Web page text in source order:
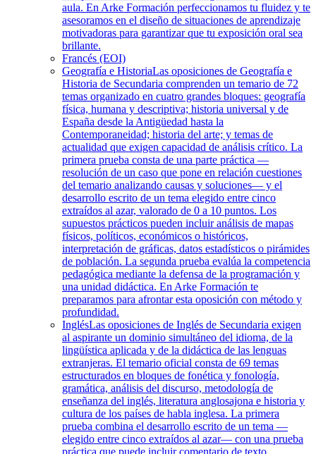
aula. En Arke Formación perfeccionamos tu fluidez y te
asesoramos en el diseño de situaciones de aprendizaje
motivadoras para garantizar que tu exposición oral sea
brillante.
Francés (EOI)
Geografía e HistoriaLas oposiciones de Geografía e
Historia de Secundaria comprenden un temario de 72
temas organizado en cuatro grandes bloques: geografía
física, humana y descriptiva; historia universal y de
España desde la Antigüedad hasta la
Contemporaneidad; historia del arte; y temas de
actualidad que exigen capacidad de análisis crítico. La
primera prueba consta de una parte práctica —
resolución de un caso que pone en relación cuestiones
del temario analizando causas y soluciones— y el
desarrollo escrito de un tema elegido entre cinco
extraídos al azar, valorado de 0 a 10 puntos. Los
supuestos prácticos pueden incluir análisis de mapas
físicos, políticos, económicos o históricos,
interpretación de gráficas, datos estadísticos o pirámides
de población. La segunda prueba evalúa la competencia
pedagógica mediante la defensa de la programación y
una unidad didáctica. En Arke Formación te
preparamos para afrontar esta oposición con método y
profundidad.
InglésLas oposiciones de Inglés de Secundaria exigen
al aspirante un dominio simultáneo del idioma, de la
lingüística aplicada y de la didáctica de las lenguas
extranjeras. El temario oficial consta de 69 temas
estructurados en bloques de fonética y fonología,
gramática, análisis del discurso, metodología de
enseñanza del inglés, literatura anglosajona e historia y
cultura de los países de habla inglesa. La primera
prueba combina el desarrollo escrito de un tema —
elegido entre cinco extraídos al azar— con una prueba
práctica que puede incluir comentario de texto,